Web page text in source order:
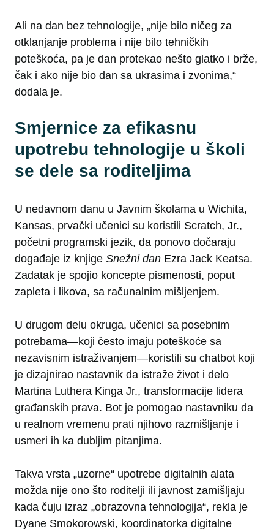
Ali na dan bez tehnologije, „nije bilo ničeg za
otklanjanje problema i nije bilo tehničkih
poteškoća, pa je dan protekao nešto glatko i brže,
čak i ako nije bio dan sa ukrasima i zvonima,“
dodala je.
Smjernice za efikasnu
upotrebu tehnologije u školi
se dele sa roditeljima
U nedavnom danu u Javnim školama u Wichita,
Kansas, prvački učenici su koristili Scratch, Jr.,
početni programski jezik, da ponovo dočaraju
događaje iz knjige Snežni dan Ezra Jack Keatsa.
Zadatak je spojio koncepte pismenosti, poput
zapleta i likova, sa računalnim mišljenjem.
U drugom delu okruga, učenici sa posebnim
potrebama—koji često imaju poteškoće sa
nezavisnim istraživanjem—koristili su chatbot koji
je dizajnirao nastavnik da istraže život i delo
Martina Luthera Kinga Jr., transformacije lidera
građanskih prava. Bot je pomogao nastavniku da
u realnom vremenu prati njihovo razmišljanje i
usmeri ih ka dubljim pitanjima.
Takva vrsta „uzorne“ upotrebe digitalnih alata
možda nije ono što roditelji ili javnost zamišljaju
kada čuju izraz „obrazovna tehnologija“, rekla je
Dyane Smokorowski, koordinatorka digitalne